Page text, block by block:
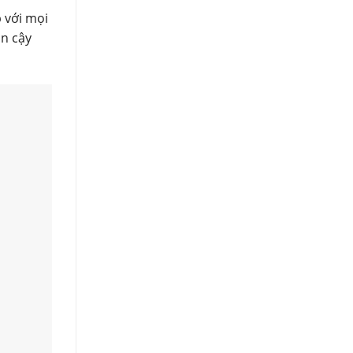
với mọi
cậy